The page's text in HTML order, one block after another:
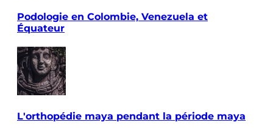
Podologie en Colombie, Venezuela et
Équateur
L'orthopédie maya pendant la période maya